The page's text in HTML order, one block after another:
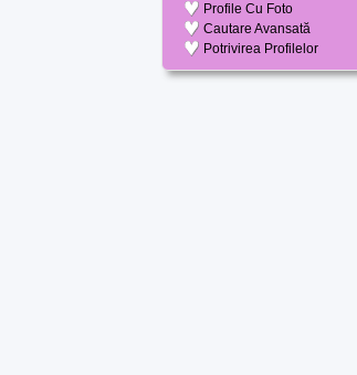
Profile Cu Foto
Cautare Avansată
Potrivirea Profilelor